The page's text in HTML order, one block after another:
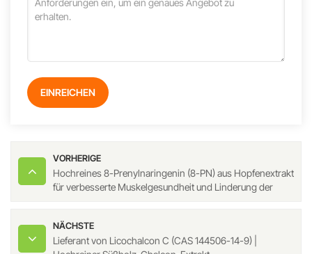
EINREICHEN
VORHERIGE
Hochreines 8-Prenylnaringenin (8-PN) aus Hopfenextrakt
für verbesserte Muskelgesundheit und Linderung der
NÄCHSTE
Lieferant von Licochalcon C (CAS 144506-14-9) |